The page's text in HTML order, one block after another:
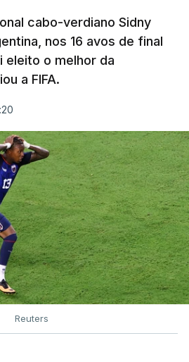
cabo-verdiano Sidny
nos 16 avos de final
eleito o melhor da
a FIFA.
Reuters